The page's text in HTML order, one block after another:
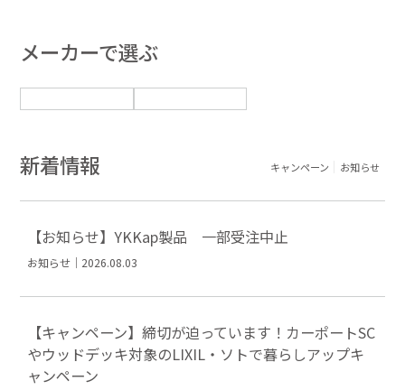
メーカーで選ぶ
新着情報 キャンペーン お知らせ
【お知らせ】YKKap製品 一部受注中止
お知らせ｜2026.08.03
【キャンペーン】締切が迫っています！カーポートSC
やウッドデッキ対象のLIXIL・ソトで暮らしアップキ
ャンペーン